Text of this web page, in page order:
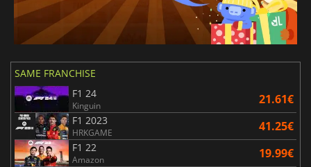
SAME FRANCHISE
F1 24
Kinguin 21.61€
F1 2023
HRKGAME 41.25€
F1 22
Amazon 19.99€